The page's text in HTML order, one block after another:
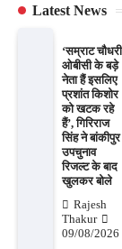
Latest News
‘सम्राट चौधरी
ओबीसी के बड़े
नेता हैं इसलिए
प्रशांत किशोर
को खटक रहे
हैं’, गिरिराज
सिंह ने बांकीपुर
उपचुनाव
रिजल्ट के बाद
खुलकर बोले
Rajesh
Thakur
09/08/2026